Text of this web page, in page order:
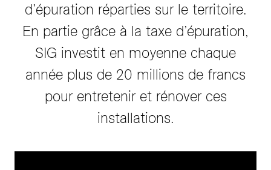
d’épuration réparties sur le territoire.
En partie grâce à la taxe d’épuration,
SIG investit en moyenne chaque
année plus de 20 millions de francs
pour entretenir et rénover ces
installations.